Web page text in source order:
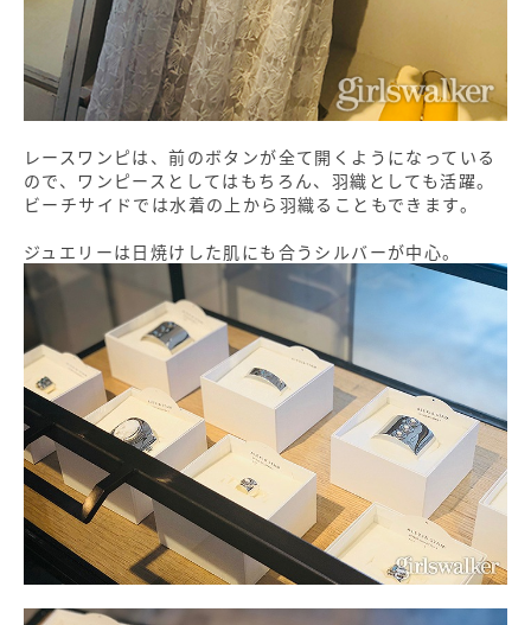
レースワンピは、前のボタンが全て開くようになっている
ので、ワンピースとしてはもちろん、羽織としても活躍。
ビーチサイドでは水着の上から羽織ることもできます。
ジュエリーは日焼けした肌にも合うシルバーが中心。